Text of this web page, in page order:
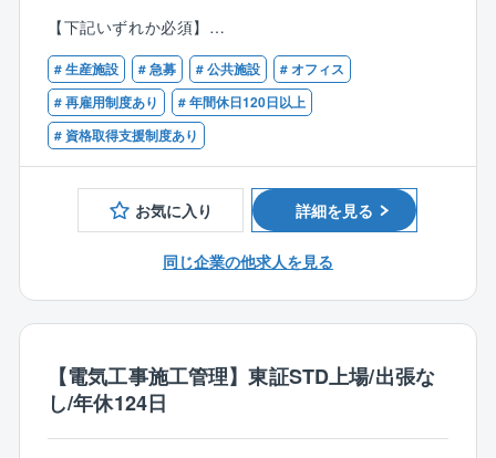
・年間休日127日、アニバーサリー休暇、男性の育休取
得推進など、働きやすい環境が整っています。「健康
経営優良法人2025（大規模法人部門）」にも認定され
ています！
・10年連続決算賞与支給、昨年度はベースアップ実施
等、社員に利益還元をする体制の整った会社です！
■具体的に
・原価計算等の積算作業
・計装設備設置工事の施工管理、試運転調整、保守管
■働き方
・残業月平均30～40時間
・現場が遠方の場合は、出張または現場常駐（常駐の
【下記いずれか必須】
■設備工事における施工管理のご経験をお持ちの方
■設備工事における設計積算業務のご経験をお持ちの方
■設備工事における保守・メンテナンス業務のご経験を
お持ちの方
■ビル管理会社における建物の総合管理（ビルマネジメ
【歓迎資格】
■エネルギー管理士
■電気主任技術者
■電気通信工事施工管理技士
※今後資格取得に対して意欲がある方も歓迎致します。
# 生産施設 # 急募 # 公共施設
# オフィス
# 再雇用制度あり
# 年間休日120日以上
# 資格取得支援制度あり
お気に入り 詳細を見る
同じ企業の他求人を見る
【電気工事施工管理】東証STD上場/出張な
し/年休124日